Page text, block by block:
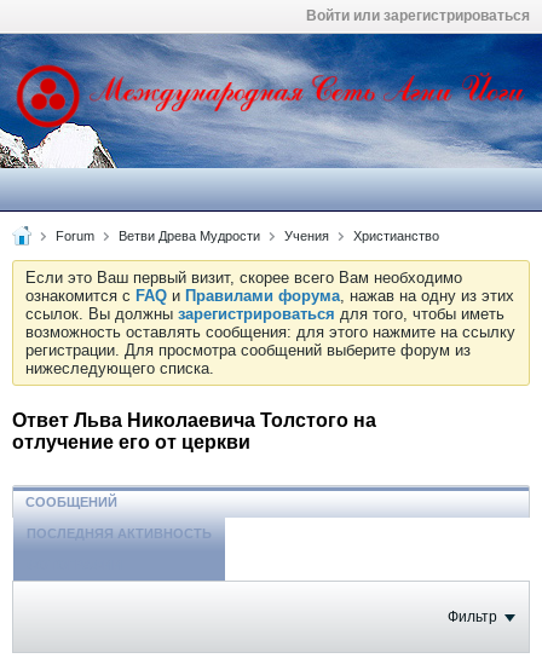
Войти или зарегистрироваться
Forum Ветви Древа Мудрости Учения Христианство
Если это Ваш первый визит, скорее всего Вам необходимо
ознакомится с FAQ и Правилами форума, нажав на одну из этих
ссылок. Вы должны зарегистрироваться для того, чтобы иметь
возможность оставлять сообщения: для этого нажмите на ссылку
регистрации. Для просмотра сообщений выберите форум из
нижеследующего списка.
Ответ Льва Николаевича Толстого на
отлучение его от церкви
СООБЩЕНИЙ
ПОСЛЕДНЯЯ АКТИВНОСТЬ
Фильтр